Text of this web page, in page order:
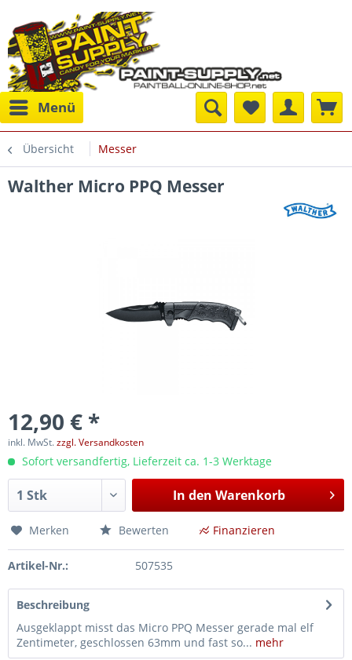
Menü
Übersicht Messer
Walther Micro PPQ Messer
12,90 € *
inkl. MwSt.zzgl. Versandkosten
Sofort versandfertig, Lieferzeit ca. 1-3 Werktage
In den Warenkorb
Merken Bewerten Finanzieren
Artikel-Nr.: 507535
Beschreibung
Ausgeklappt misst das Micro PPQ Messer gerade mal elf
Zentimeter, geschlossen 63mm und fast so... mehr